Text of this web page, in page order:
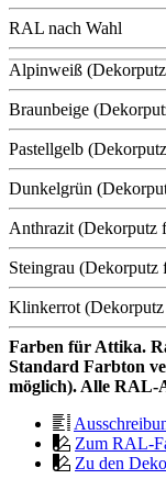
RAL nach Wahl
Alpinweiß
Braunbeige
Pastellgelb
Dunkelgrün
Anthrazit (Dekorputz
Steingrau (Dekorputz
Klinkerrot
Farben für Attika.
Standard Farbton
möglich). Alle RAL-
Zum RAL-
Zu den